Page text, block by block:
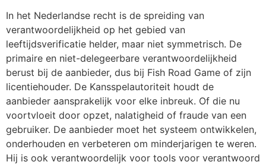
In het Nederlandse recht is de spreiding van
verantwoordelijkheid op het gebied van
leeftijdsverificatie helder, maar niet symmetrisch. De
primaire en niet-delegeerbare verantwoordelijkheid
berust bij de aanbieder, dus bij Fish Road Game of zijn
licentiehouder. De Kansspelautoriteit houdt de
aanbieder aansprakelijk voor elke inbreuk. Of die nu
voortvloeit door opzet, nalatigheid of fraude van een
gebruiker. De aanbieder moet het systeem ontwikkelen,
onderhouden en verbeteren om minderjarigen te weren.
Hij is ook verantwoordelijk voor tools voor verantwoord